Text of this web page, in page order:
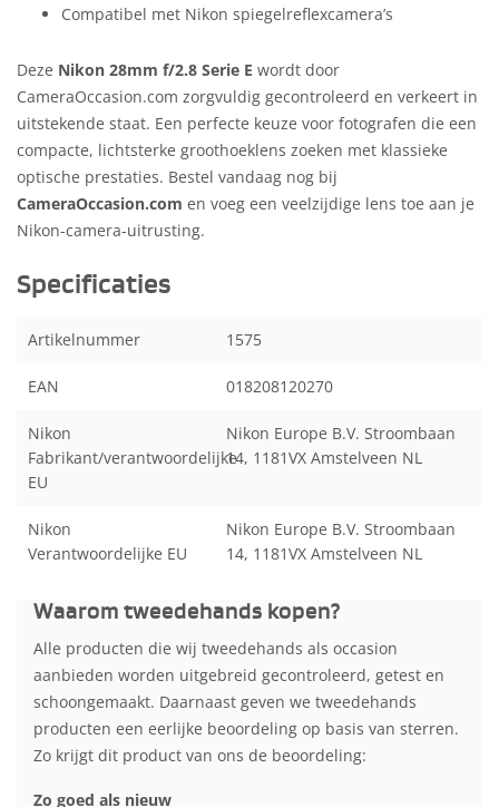
Compatibel met Nikon spiegelreflexcamera’s
Deze Nikon 28mm f/2.8 Serie E wordt door
CameraOccasion.com zorgvuldig gecontroleerd en verkeert in
uitstekende staat. Een perfecte keuze voor fotografen die een
compacte, lichtsterke groothoeklens zoeken met klassieke
optische prestaties. Bestel vandaag nog bij
CameraOccasion.com en voeg een veelzijdige lens toe aan je
Nikon-camera-uitrusting.
Specificaties
Artikelnummer 1575
EAN 018208120270
Nikon
Fabrikant/verantwoordelijke
EU
Nikon Europe B.V. Stroombaan
14, 1181VX Amstelveen NL
Nikon
Verantwoordelijke EU
Nikon Europe B.V. Stroombaan
14, 1181VX Amstelveen NL
Waarom tweedehands kopen?
Alle producten die wij tweedehands als occasion
aanbieden worden uitgebreid gecontroleerd, getest en
schoongemaakt. Daarnaast geven we tweedehands
producten een eerlijke beoordeling op basis van sterren.
Zo krijgt dit product van ons de beoordeling:
Zo goed als nieuw